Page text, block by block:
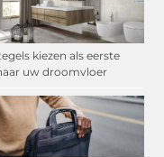
kiezen als eerste
uw droomvloer